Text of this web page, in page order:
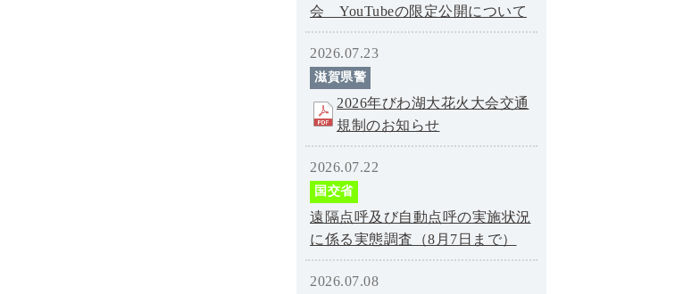
会 YouTubeの限定公開について
2026.07.23
滋賀県警
2026年びわ湖大花火大会交通
規制のお知らせ
2026.07.22
国交省
遠隔点呼及び自動点呼の実施状況
に係る実態調査（8月7日まで）
2026.07.08